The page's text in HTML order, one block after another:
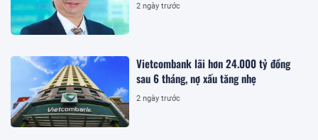
2 ngày trước
Vietcombank lãi hơn 24.000 tỷ đồng
sau 6 tháng, nợ xấu tăng nhẹ
2 ngày trước